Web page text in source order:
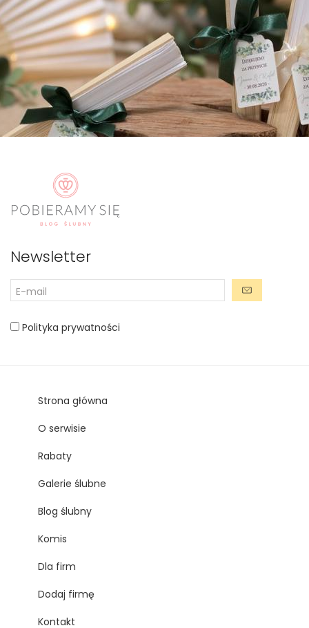
Newsletter
Polityka prywatności
Strona główna
O serwisie
Rabaty
Galerie ślubne
Blog ślubny
Komis
Dla firm
Dodaj firmę
Kontakt